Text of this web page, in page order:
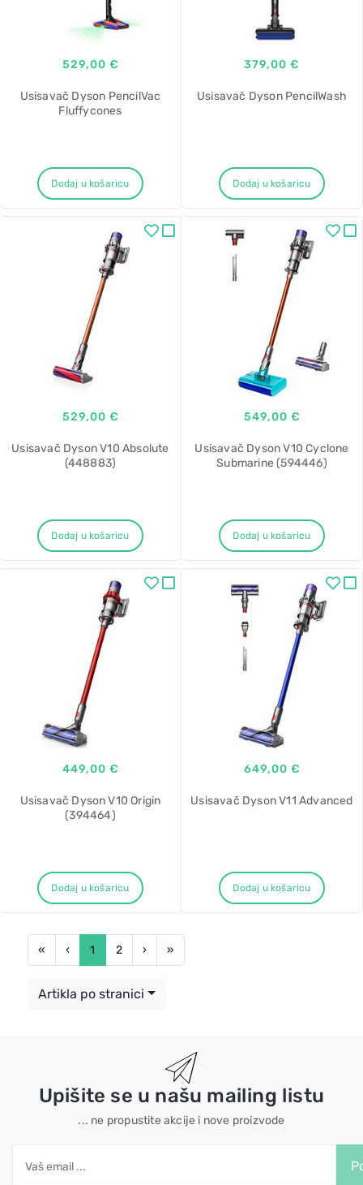
529,00 €
Usisavač Dyson PencilVac
Fluffycones
Dodaj u košaricu
379,00 €
Usisavač Dyson PencilWash
Dodaj u košaricu
529,00 €
Usisavač Dyson V10 Absolute
(448883)
Dodaj u košaricu
549,00 €
Usisavač Dyson V10 Cyclone
Submarine (594446)
Dodaj u košaricu
449,00 €
Usisavač Dyson V10 Origin
(394464)
Dodaj u košaricu
649,00 €
Usisavač Dyson V11 Advanced
Dodaj u košaricu
« First‹Previous
1 2 ›Next»
Artikla po stranici
Upišite se u našu mailing listu
... ne propustite akcije i nove proizvode